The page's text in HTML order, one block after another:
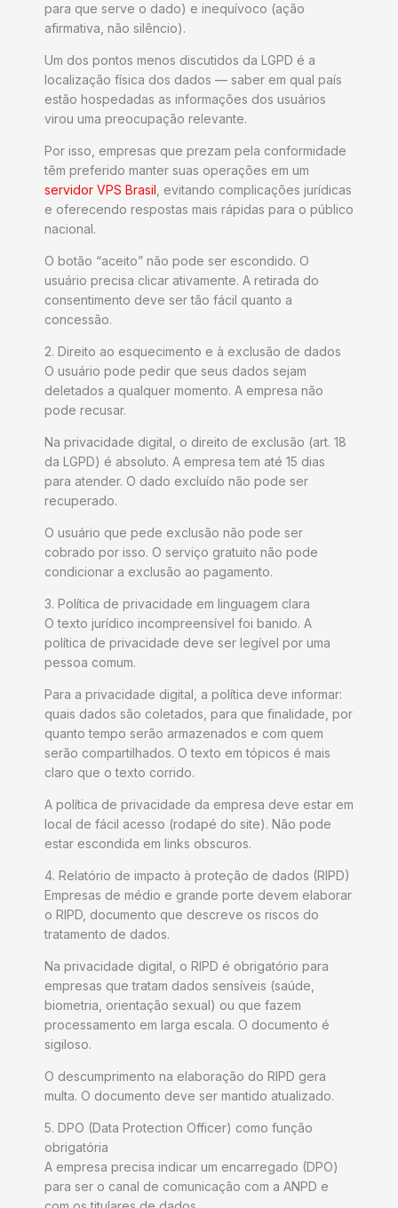
para que serve o dado) e inequívoco (ação
afirmativa, não silêncio).
Um dos pontos menos discutidos da LGPD é a
localização física dos dados — saber em qual país
estão hospedadas as informações dos usuários
virou uma preocupação relevante.
Por isso, empresas que prezam pela conformidade
têm preferido manter suas operações em um
servidor VPS Brasil , evitando complicações jurídicas
e oferecendo respostas mais rápidas para o público
nacional.
O botão “aceito” não pode ser escondido. O
usuário precisa clicar ativamente. A retirada do
consentimento deve ser tão fácil quanto a
concessão.
2. Direito ao esquecimento e à exclusão de dados
O usuário pode pedir que seus dados sejam
deletados a qualquer momento. A empresa não
pode recusar.
Na privacidade digital, o direito de exclusão (art. 18
da LGPD) é absoluto. A empresa tem até 15 dias
para atender. O dado excluído não pode ser
recuperado.
O usuário que pede exclusão não pode ser
cobrado por isso. O serviço gratuito não pode
condicionar a exclusão ao pagamento.
3. Política de privacidade em linguagem clara
O texto jurídico incompreensível foi banido. A
política de privacidade deve ser legível por uma
pessoa comum.
Para a privacidade digital, a política deve informar:
quais dados são coletados, para que finalidade, por
quanto tempo serão armazenados e com quem
serão compartilhados. O texto em tópicos é mais
claro que o texto corrido.
A política de privacidade da empresa deve estar em
local de fácil acesso (rodapé do site). Não pode
estar escondida em links obscuros.
4. Relatório de impacto à proteção de dados (RIPD)
Empresas de médio e grande porte devem elaborar
o RIPD, documento que descreve os riscos do
tratamento de dados.
Na privacidade digital, o RIPD é obrigatório para
empresas que tratam dados sensíveis (saúde,
biometria, orientação sexual) ou que fazem
processamento em larga escala. O documento é
sigiloso.
O descumprimento na elaboração do RIPD gera
multa. O documento deve ser mantido atualizado.
5. DPO (Data Protection Officer) como função
obrigatória
A empresa precisa indicar um encarregado (DPO)
para ser o canal de comunicação com a ANPD e